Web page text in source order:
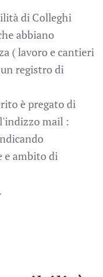
di Colleghi
abbiano
( lavoro e cantieri
registro di
è pregato di
mail :
e ambito di